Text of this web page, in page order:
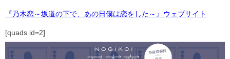
『乃木恋～坂道の下で、あの日僕は恋をした～』ウェブサイト
[quads id=2]